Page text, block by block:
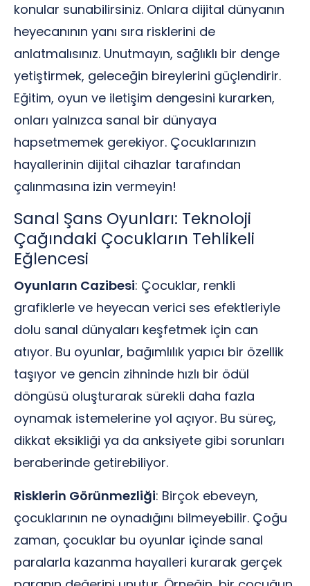
konular sunabilirsiniz. Onlara dijital dünyanın
heyecanının yanı sıra risklerini de
anlatmalısınız. Unutmayın, sağlıklı bir denge
yetiştirmek, geleceğin bireylerini güçlendirir.
Eğitim, oyun ve iletişim dengesini kurarken,
onları yalnızca sanal bir dünyaya
hapsetmemek gerekiyor. Çocuklarınızın
hayallerinin dijital cihazlar tarafından
çalınmasına izin vermeyin!
Sanal Şans Oyunları: Teknoloji
Çağındaki Çocukların Tehlikeli
Eğlencesi
Oyunların Cazibesi: Çocuklar, renkli
grafiklerle ve heyecan verici ses efektleriyle
dolu sanal dünyaları keşfetmek için can
atıyor. Bu oyunlar, bağımlılık yapıcı bir özellik
taşıyor ve gencin zihninde hızlı bir ödül
döngüsü oluşturarak sürekli daha fazla
oynamak istemelerine yol açıyor. Bu süreç,
dikkat eksikliği ya da anksiyete gibi sorunları
beraberinde getirebiliyor.
Risklerin Görünmezliği: Birçok ebeveyn,
çocuklarının ne oynadığını bilmeyebilir. Çoğu
zaman, çocuklar bu oyunlar içinde sanal
paralarla kazanma hayalleri kurarak gerçek